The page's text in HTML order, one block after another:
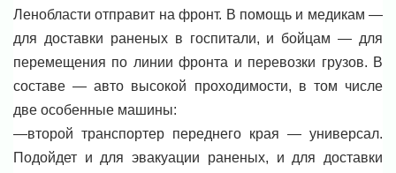
Ленобласти отправит на фронт. В помощь и медикам —
для доставки раненых в госпитали, и бойцам — для
перемещения по линии фронта и перевозки грузов. В
составе — авто высокой проходимости, в том числе
две особенные машины:
—второй транспортер переднего края — универсал.
Подойдет и для эвакуации раненых, и для доставки